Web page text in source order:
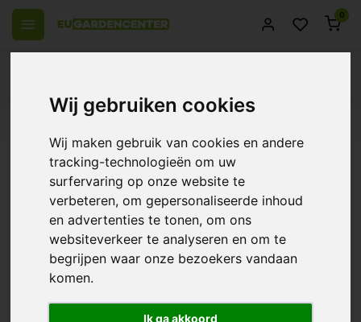
Wij gebruiken cookies
Wij maken gebruik van cookies en andere
tracking-technologieën om uw
surfervaring op onze website te
verbeteren, om gepersonaliseerde inhoud
en advertenties te tonen, om ons
websiteverkeer te analyseren en om te
begrijpen waar onze bezoekers vandaan
komen.
Ik ga akkoord
0
14 Dagen retourrecht
Terug
Atami B'cuzz Bloeistimulator ~
Stimulator
0/10 (0 Reviews)